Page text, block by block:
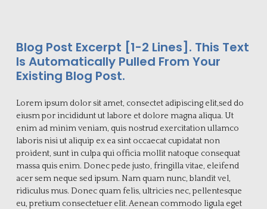
Blog Post Excerpt [1-2 Lines]. This Text
Is Automatically Pulled From Your
Existing Blog Post.
Lorem ipsum dolor sit amet, consectet adipiscing elit,sed do
eiusm por incididunt ut labore et dolore magna aliqua. Ut
enim ad minim veniam, quis nostrud exercitation ullamco
laboris nisi ut aliquip ex ea sint occaecat cupidatat non
proident, sunt in culpa qui officia mollit natoque consequat
massa quis enim. Donec pede justo, fringilla vitae, eleifend
acer sem neque sed ipsum. Nam quam nunc, blandit vel,
ridiculus mus. Donec quam felis, ultricies nec, pellentesque
eu, pretium consectetuer elit. Aenean commodo ligula eget